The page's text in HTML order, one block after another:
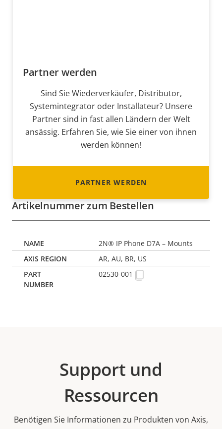
Partner werden
Sind Sie Wiederverkäufer, Distributor,
Systemintegrator oder Installateur? Unsere
Partner sind in fast allen Ländern der Welt
ansässig. Erfahren Sie, wie Sie einer von ihnen
werden können!
PARTNER WERDEN
Artikelnummer zum Bestellen
2N® IP Phone D7A – Mounts
AR, AU, BR, US
02530-001
Support und
Ressourcen
Benötigen Sie Informationen zu Produkten von Axis,